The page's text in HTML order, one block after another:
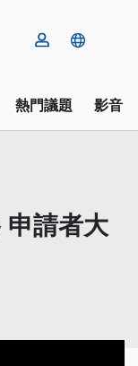
熱門議題 影音
申請者大